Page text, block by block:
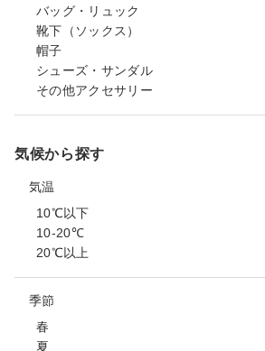
バッグ・リュック
靴下（ソックス）
帽子
シューズ・サンダル
その他アクセサリー
気候から探す
気温
10℃以下
10-20℃
20℃以上
季節
春
夏